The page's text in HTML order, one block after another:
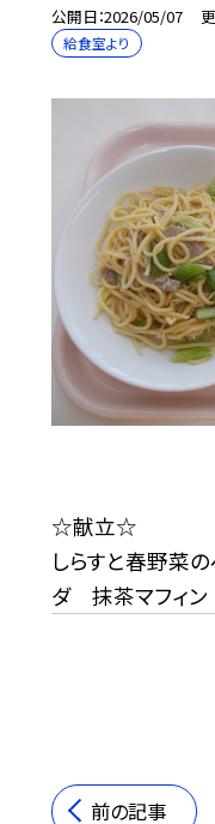
公開日 2026/05/07
給食室より
☆献立☆
しらすと春野菜
ダ 抹茶マフィ
前の記事